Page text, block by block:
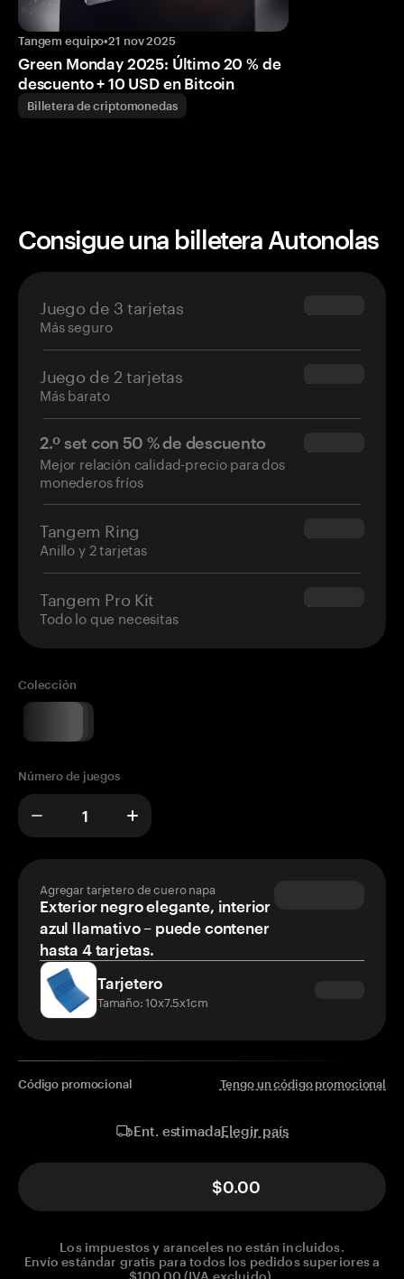
Tangem equipo•21 nov 2025
Green Monday 2025: Último 20 % de
descuento + 10 USD en Bitcoin
Billetera de criptomonedas
Consigue una billetera Autonolas
Juego de 3 tarjetas
Más seguro
$69.90
Juego de 2 tarjetas
Más barato
$54.90
2.º set con 50 % de descuento
Mejor relación calidad-precio para dos
monederos fríos
$34.95
Tangem Ring
Anillo y 2 tarjetas
$160.00
Tangem Pro Kit
Todo lo que necesitas
$180.00
Colección
Número de juegos
Agregar tarjetero de cuero napa
Exterior negro elegante, interior
azul llamativo – puede contener
hasta 4 tarjetas.
Tarjetero
Tamaño: 10x7.5x1cm
Código promocional Tengo un código promocional
Ent. estimadaElegir país
$0.00
Los impuestos y aranceles no están incluidos.
Envío estándar gratis para todos los pedidos superiores a